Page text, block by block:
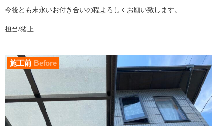
今後とも末永いお付き合いの程よろしくお願い致します。
担当/猪上
施工前 Before